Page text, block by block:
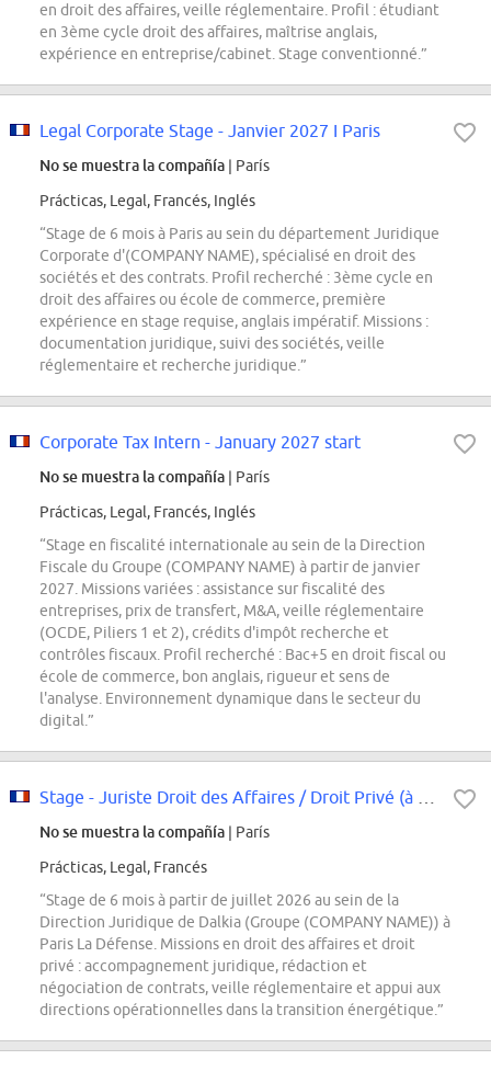
en droit des affaires, veille réglementaire. Profil : étudiant
en 3ème cycle droit des affaires, maîtrise anglais,
expérience en entreprise/cabinet. Stage conventionné.”
Legal Corporate Stage - Janvier 2027 I Paris
No se muestra la compañía | París
Prácticas, Legal, Francés, Inglés
“Stage de 6 mois à Paris au sein du département Juridique
Corporate d'(COMPANY NAME), spécialisé en droit des
sociétés et des contrats. Profil recherché : 3ème cycle en
droit des affaires ou école de commerce, première
expérience en stage requise, anglais impératif. Missions :
documentation juridique, suivi des sociétés, veille
réglementaire et recherche juridique.”
Corporate Tax Intern - January 2027 start
No se muestra la compañía | París
Prácticas, Legal, Francés, Inglés
“Stage en fiscalité internationale au sein de la Direction
Fiscale du Groupe (COMPANY NAME) à partir de janvier
2027. Missions variées : assistance sur fiscalité des
entreprises, prix de transfert, M&A, veille réglementaire
(OCDE, Piliers 1 et 2), crédits d'impôt recherche et
contrôles fiscaux. Profil recherché : Bac+5 en droit fiscal ou
école de commerce, bon anglais, rigueur et sens de
l'analyse. Environnement dynamique dans le secteur du
digital.”
No se muestra la compañía | París
Prácticas, Legal, Francés
“Stage de 6 mois à partir de juillet 2026 au sein de la
Direction Juridique de Dalkia (Groupe (COMPANY NAME)) à
Paris La Défense. Missions en droit des affaires et droit
privé : accompagnement juridique, rédaction et
négociation de contrats, veille réglementaire et appui aux
directions opérationnelles dans la transition énergétique.”